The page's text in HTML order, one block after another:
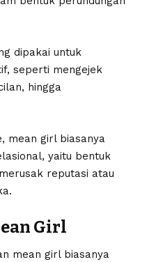
dipakai untuk
seperti mengejek
hingga
mean girl biasanya
yaitu bentuk
reputasi atau
Girl
mean girl biasanya